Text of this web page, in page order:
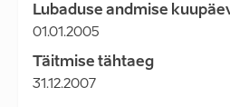
Lubaduse andmise
01.01.2005
Täitmise tähtaeg
31.12.2007